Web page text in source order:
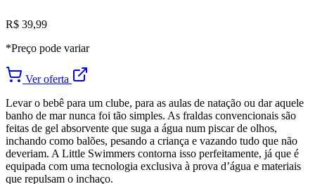
R$ 39,99
*Preço pode variar
Ver oferta
Levar o bebê para um clube, para as aulas de natação ou dar aquele
banho de mar nunca foi tão simples. As fraldas convencionais são
feitas de gel absorvente que suga a água num piscar de olhos,
inchando como balões, pesando a criança e vazando tudo que não
deveriam. A Little Swimmers contorna isso perfeitamente, já que é
equipada com uma tecnologia exclusiva à prova d’água e materiais
que repulsam o inchaço.